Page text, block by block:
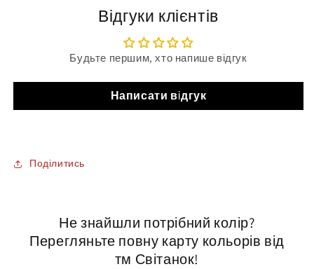
Відгуки клієнтів
Будьте першим, хто напише відгук
Написати відгук
Поділитись
Не знайшли потрібний колір?
Перегляньте повну карту кольорів від
тм Світанок!